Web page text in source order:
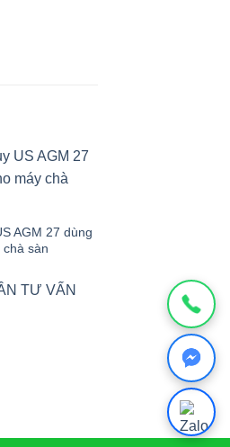
AGM 27 dùng
chà sàn
TƯ VẤN
Ắc quy khô TNE 12V
125Ah dùng cho xe
sàn ngồi lái
BẠN CẦN TƯ